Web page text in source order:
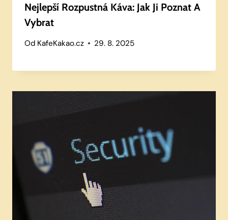
Nejlepší Rozpustná Káva: Jak Ji Poznat A
Vybrat
Od KafeKakao.cz 29. 8. 2025